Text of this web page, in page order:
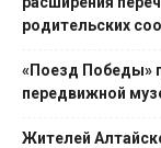
родительских
«Поезд Победы»
передвижной
Жителей